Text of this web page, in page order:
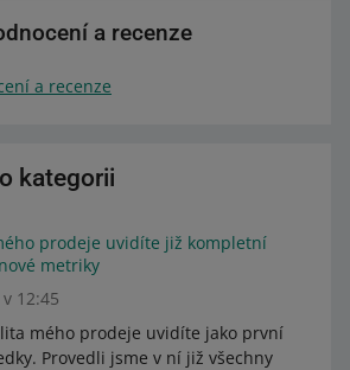
a recenze
a recenze
kategorii
prodeje uvidíte již kompletní
metriky
12:45
mého prodeje uvidíte jako první
Provedli jsme v ní již všechny